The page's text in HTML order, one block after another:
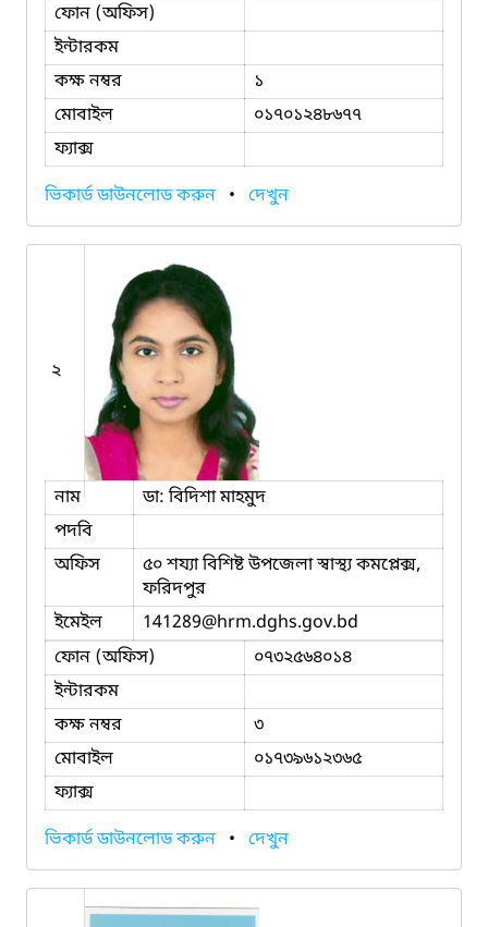
ফোন (অফিস)
ইন্টারকম
কক্ষ নম্বর
১
মোবাইল
০১৭০১২৪৮৬৭৭
ফ্যাক্স
ভিকার্ড ডাউনলোড করুন • দেখুন
২
নাম
ডা: বিদিশা মাহমুদ
পদবি
অফিস
৫০ শয্যা বিশিষ্ট উপজেলা স্বাস্থ্য কমপ্লেক্স,
ফরিদপুর
ইমেইল
141289@hrm.dghs.gov.bd
ফোন (অফিস)
০৭৩২৫৬৪০১৪
ইন্টারকম
কক্ষ নম্বর
৩
মোবাইল
০১৭৩৯৬১২৩৬৫
ফ্যাক্স
ভিকার্ড ডাউনলোড করুন • দেখুন